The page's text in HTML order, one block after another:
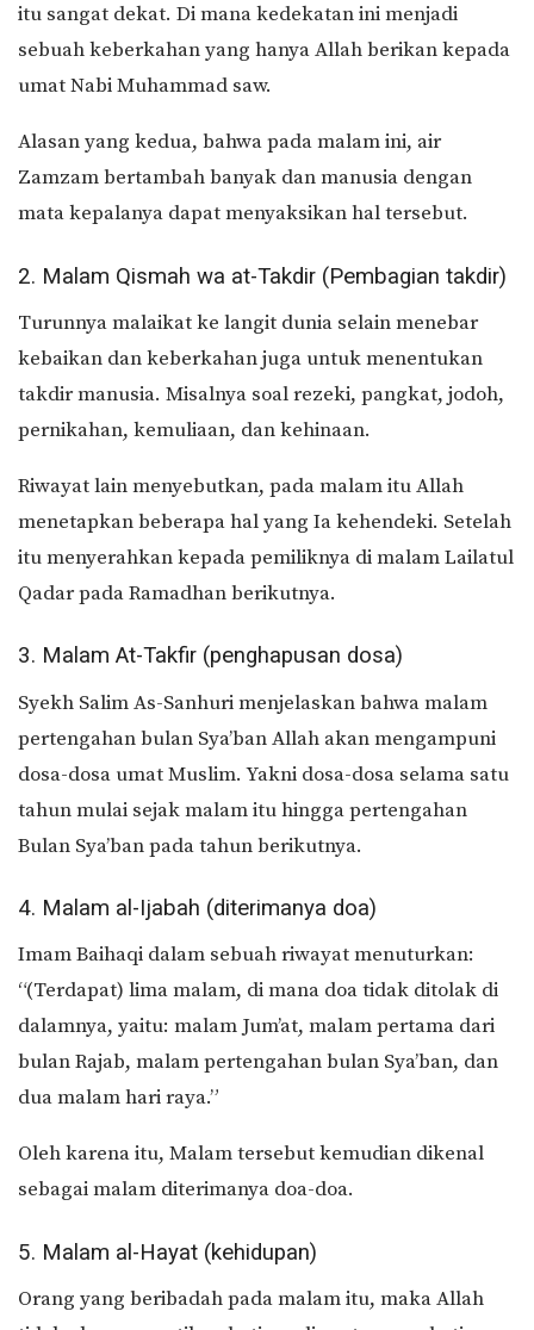
itu sangat dekat. Di mana kedekatan ini menjadi
sebuah keberkahan yang hanya Allah berikan kepada
umat Nabi Muhammad saw.
Alasan yang kedua, bahwa pada malam ini, air
Zamzam bertambah banyak dan manusia dengan
mata kepalanya dapat menyaksikan hal tersebut.
2. Malam Qismah wa at-Takdir (Pembagian takdir)
Turunnya malaikat ke langit dunia selain menebar
kebaikan dan keberkahan juga untuk menentukan
takdir manusia. Misalnya soal rezeki, pangkat, jodoh,
pernikahan, kemuliaan, dan kehinaan.
Riwayat lain menyebutkan, pada malam itu Allah
menetapkan beberapa hal yang Ia kehendeki. Setelah
itu menyerahkan kepada pemiliknya di malam Lailatul
Qadar pada Ramadhan berikutnya.
3. Malam At-Takfir (penghapusan dosa)
Syekh Salim As-Sanhuri menjelaskan bahwa malam
pertengahan bulan Sya’ban Allah akan mengampuni
dosa-dosa umat Muslim. Yakni dosa-dosa selama satu
tahun mulai sejak malam itu hingga pertengahan
Bulan Sya’ban pada tahun berikutnya.
4. Malam al-Ijabah (diterimanya doa)
Imam Baihaqi dalam sebuah riwayat menuturkan:
“(Terdapat) lima malam, di mana doa tidak ditolak di
dalamnya, yaitu: malam Jum’at, malam pertama dari
bulan Rajab, malam pertengahan bulan Sya’ban, dan
dua malam hari raya.”
Oleh karena itu, Malam tersebut kemudian dikenal
sebagai malam diterimanya doa-doa.
5. Malam al-Hayat (kehidupan)
Orang yang beribadah pada malam itu, maka Allah